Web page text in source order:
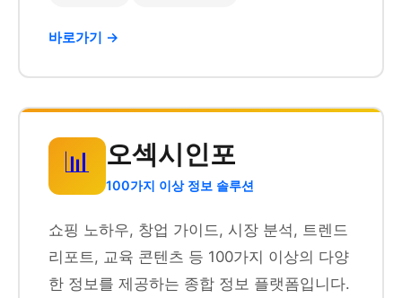
바로가기 →
📊 오섹시인포
100가지 이상 정보 솔루션
쇼핑 노하우, 창업 가이드, 시장 분석, 트렌드
리포트, 교육 콘텐츠 등 100가지 이상의 다양
한 정보를 제공하는 종합 정보 플랫폼입니다.